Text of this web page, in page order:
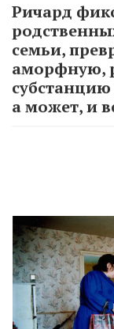
Ричард
семьи,
аморфную,
а может, и